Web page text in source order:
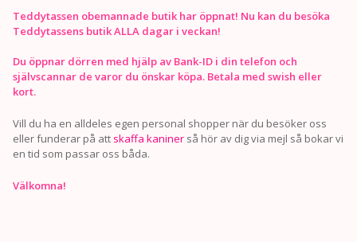
Teddytassen obemannade butik har öppnat! Nu kan du besöka
Teddytassens butik ALLA dagar i veckan!
Du öppnar dörren med hjälp av Bank-ID i din telefon och
självscannar de varor du önskar köpa. Betala med swish eller
kort.
Vill du ha en alldeles egen personal shopper när du besöker oss
eller funderar på att skaffa kaniner så hör av dig via mejl så bokar vi
en tid som passar oss båda.
Välkomna!